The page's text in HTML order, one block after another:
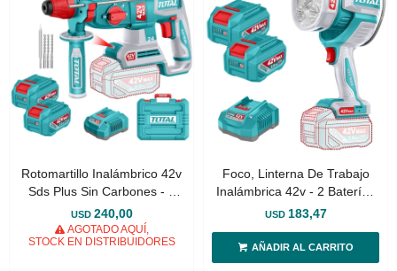
Rotomartillo Inalámbrico 42v
Sds Plus Sin Carbones - 2
Baterías 2.0Ah, Cargador Y
Maletín
USD 240,00
AGOTADO AQUÍ,
STOCK EN DISTRIBUIDORES
Foco, Linterna De Trabajo
Inalámbrica 42v - 2 Baterías
2.0Ah Y Cargador
USD 183,47